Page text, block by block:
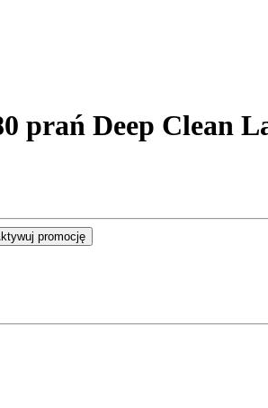
prań Deep Clean
promocję